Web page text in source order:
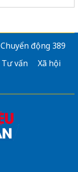
Chuyển động 389
Tư vấn
Xã hội